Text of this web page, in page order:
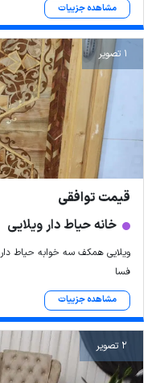
مشاهده جزییات
1 تصویر
قیمت توافقی
خانه حیاط دار ویلایی
ویلایی همکف سه خوابه حیاط دار
فسا
مشاهده جزییات
2 تصویر